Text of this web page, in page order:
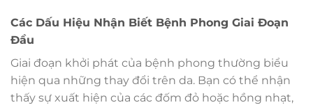
Các Dấu Hiệu Nhận Biết Bệnh Phong Giai Đoạn
Đầu
Giai đoạn khởi phát của bệnh phong thường biểu
hiện qua những thay đổi trên da. Bạn có thể nhận
thấy sự xuất hiện của các đốm đỏ hoặc hồng nhạt,